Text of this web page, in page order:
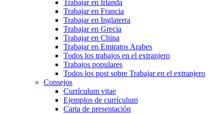
Trabajar en Irlanda
Trabajar en Francia
Trabajar en Inglaterra
Trabajar en Grecia
Trabajar en China
Trabajar en Emiratos Arabes
Todos los trabajos en el extranjero
Trabajos populares
Todos los post sobre Trabajar en el extranjero
Consejos
Currículum vitae
Ejemplos de currículum
Carta de presentación